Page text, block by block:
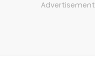
Advertisement